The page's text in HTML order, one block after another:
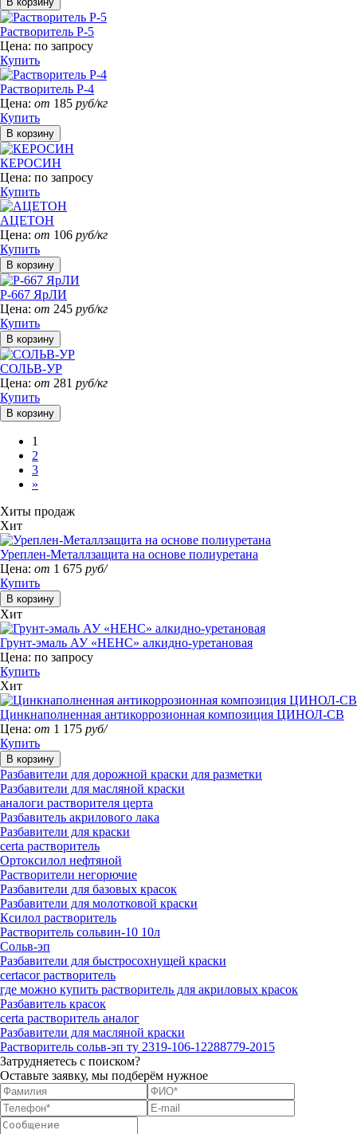
Растворитель Р-5
Цена: по запросу
Купить
Растворитель Р-4
Цена: от 185 руб/кг
Купить
КЕРОСИН
Цена: по запросу
Купить
АЦЕТОН
Цена: от 106 руб/кг
Купить
Р-667 ЯрЛИ
Цена: от 245 руб/кг
Купить
СОЛЬВ-УР
Цена: от 281 руб/кг
Купить
1
2
3
»
Хиты продаж
Хит
Уреплен-Металлзащита на основе полиуретана
Цена: от 1 675 руб/
Купить
Хит
Грунт-эмаль АУ «НЕНС» алкидно-уретановая
Цена: по запросу
Купить
Хит
Цинкнаполненная антикоррозионная композиция ЦИНОЛ-СВ
Цена: от 1 175 руб/
Купить
Разбавители для дорожной краски для разметки
Разбавители для масляной краски
аналоги растворителя церта
Разбавитель акрилового лака
Разбавители для краски
certa растворитель
Ортоксилол нефтяной
Растворители негорючие
Разбавители для базовых красок
Разбавители для молотковой краски
Ксилол растворитель
Растворитель сольвин-10 10л
Сольв-эп
Разбавители для быстросохнущей краски
certacor растворитель
где можно купить растворитель для акриловых красок
Разбавитель красок
certa растворитель аналог
Разбавители для масляной краски
Растворитель сольв-эп ту 2319-106-12288779-2015
Затрудняетесь с поиском?
Оставьте заявку, мы подберём нужное